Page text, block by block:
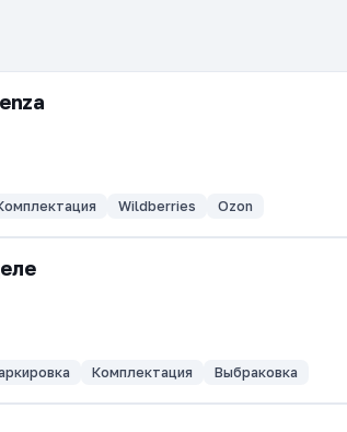
Wildberries Ozon
Комплектация Выбраковка